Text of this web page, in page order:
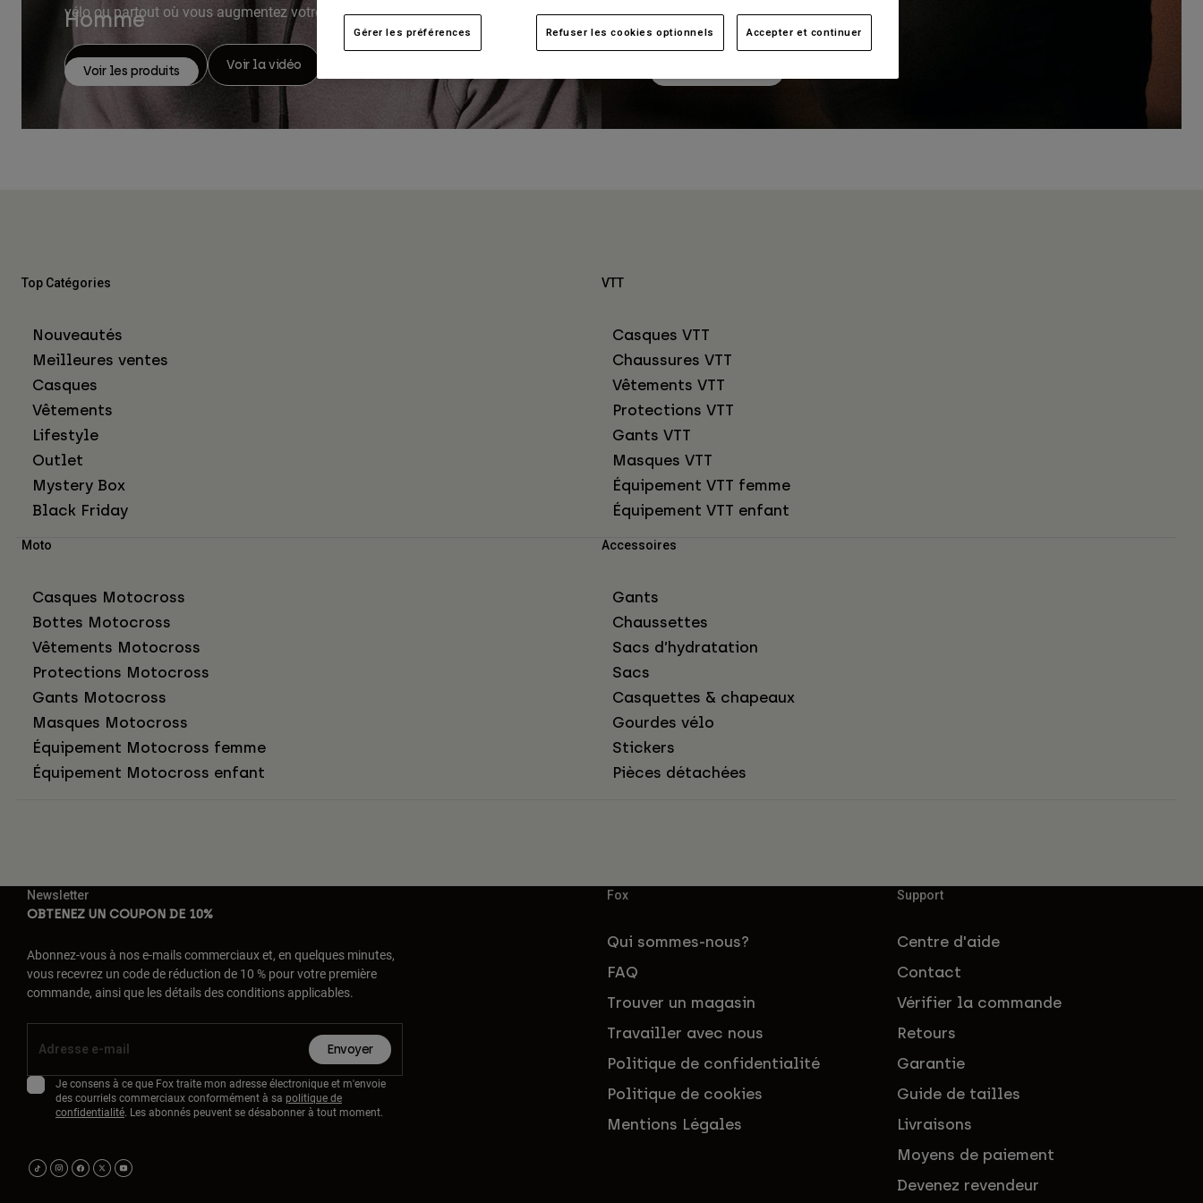
vélo ou partout où vous augmentez votre rythme cardiaque.
Voir la collection Voir la vidéo
Homme
Voir les produits
Femme
Top Catégories
Nouveautés
Meilleures ventes
Casques
Vêtements
Lifestyle
Outlet
Mystery Box
Black Friday
VTT
Casques VTT
Chaussures VTT
Vêtements VTT
Protections VTT
Gants VTT
Masques VTT
Équipement VTT femme
Équipement VTT enfant
Moto
Casques Motocross
Bottes Motocross
Vêtements Motocross
Protections Motocross
Gants Motocross
Masques Motocross
Équipement Motocross femme
Équipement Motocross enfant
Accessoires
Gants
Chaussettes
Sacs d’hydratation
Sacs
Casquettes & chapeaux
Gourdes vélo
Stickers
Pièces détachées
Newsletter
OBTENEZ UN COUPON DE 10%
Abonnez-vous à nos e-mails commerciaux et, en quelques minutes,
vous recevrez un code de réduction de 10 % pour votre première
commande, ainsi que les détails des conditions applicables.
Envoyer
Je consens à ce que Fox traite mon adresse électronique et m'envoie
des courriels commerciaux conformément à sa politique de
confidentialité. Les abonnés peuvent se désabonner à tout moment.
Fox
Qui sommes-nous?
FAQ
Trouver un magasin
Travailler avec nous
Politique de confidentialité
Politique de cookies
Mentions Légales
Support
Centre d'aide
Contact
Vérifier la commande
Retours
Garantie
Guide de tailles
Livraisons
Moyens de paiement
Devenez revendeur
Gérer les préférences Refuser les cookies optionnels Accepter et continuer